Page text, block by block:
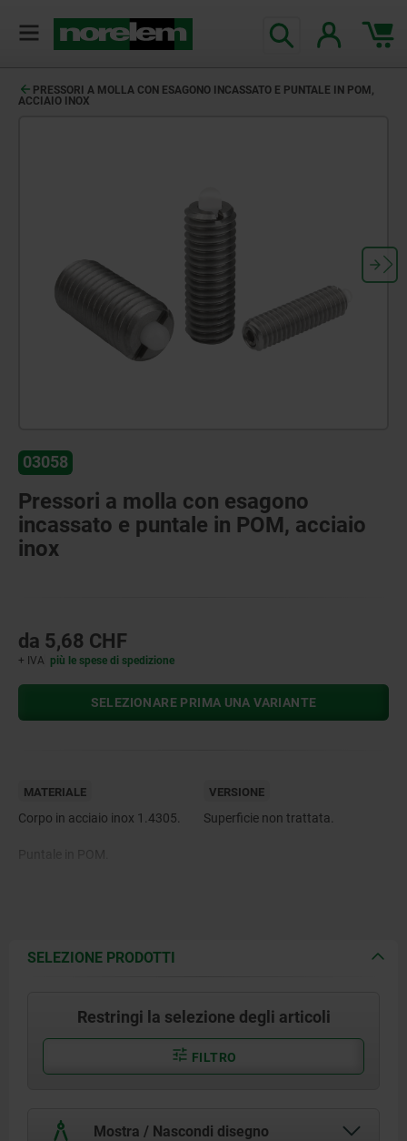
PRESSORI A MOLLA CON ESAGONO INCASSATO E PUNTALE IN POM,
ACCIAIO INOX
03058
Pressori a molla con esagono
incassato e puntale in POM, acciaio
inox
da 5,68 CHF
+ IVA più le spese di spedizione
SELEZIONARE PRIMA UNA VARIANTE
MATERIALE
Corpo in acciaio inox 1.4305.
VERSIONE
Superficie non trattata.
SELEZIONE PRODOTTI
Restringi la selezione degli articoli
FILTRO
Mostra / Nascondi disegno